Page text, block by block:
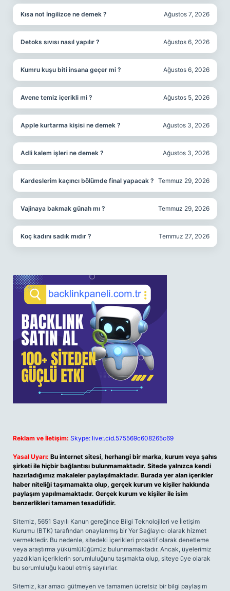
Kısa not İngilizce ne demek ? Ağustos 7, 2026
Detoks sıvısı nasıl yapılır ? Ağustos 6, 2026
Kumru kuşu biti insana geçer mi ? Ağustos 6, 2026
Avene temiz içerikli mi ? Ağustos 5, 2026
Apple kurtarma kişisi ne demek ? Ağustos 3, 2026
Adli kalem işleri ne demek ? Ağustos 3, 2026
Kardeslerim kaçıncı bölümde final yapacak ? Temmuz 29, 2026
Vajinaya bakmak günah mı ? Temmuz 29, 2026
Koç kadını sadık mıdır ? Temmuz 27, 2026
Reklam ve İletişim: Skype: live:.cid.575569c608265c69
Yasal Uyarı: Bu internet sitesi, herhangi bir marka, kurum veya şahıs
şirketi ile hiçbir bağlantısı bulunmamaktadır. Sitede yalnızca kendi
hazırladığımız makaleler paylaşılmaktadır. Burada yer alan içerikler
haber niteliği taşımamakta olup, gerçek kurum ve kişiler hakkında
paylaşım yapılmamaktadır. Gerçek kurum ve kişiler ile isim
benzerlikleri tamamen tesadüfidir.
Sitemiz, 5651 Sayılı Kanun gereğince Bilgi Teknolojileri ve İletişim
Kurumu (BTK) tarafından onaylanmış bir Yer Sağlayıcı olarak hizmet
vermektedir. Bu nedenle, sitedeki içerikleri proaktif olarak denetleme
veya araştırma yükümlülüğümüz bulunmamaktadır. Ancak, üyelerimiz
yazdıkları içeriklerin sorumluluğunu taşımakta olup, siteye üye olarak
bu sorumluluğu kabul etmiş sayılırlar.
Sitemiz, kar amacı gütmeyen ve tamamen ücretsiz bir bilgi paylaşım